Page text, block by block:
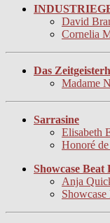
David
Cornelia
Das
Madame
Sarrasine
Elisabeth
Honoré
Showcase Beat
Anja